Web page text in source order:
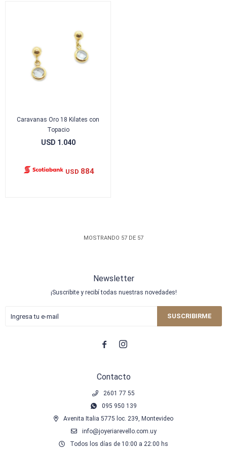
Caravanas Oro 18 Kilates con
Topacio
USD 1.040
USD 884
MOSTRANDO 57 DE 57
Contacto
2601 77 55
095 950 139
Avenita Italia 5775 loc. 239, Montevideo
info@joyeriarevello.com.uy
Todos los días de 10:00 a 22:00 hs
Newsletter
¡Suscribite y recibí todas nuestras novedades!
SUSCRIBIRME
 